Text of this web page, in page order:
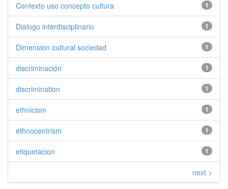
1
Contexto uso concepto cultura
1
Dialogo interdisciplinario
1
Dimension cultural sociedad
1
discriminación
1
discrimination
1
ethnicism
1
ethnocentrism
1
etiquetacion
next >